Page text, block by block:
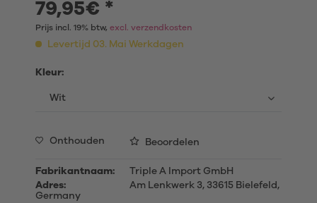
79,95€ *
Prijs incl. 19% btw, excl. verzendkosten
Levertijd 03. Mai Werkdagen
Kleur:
Onthouden Beoordelen
Fabrikantnaam:
Triple A Import GmbH
Adres:
Am Lenkwerk 3, 33615 Bielefeld,
Germany